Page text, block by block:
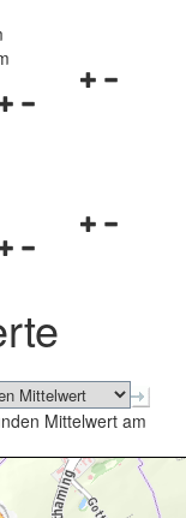
Mittelwert am